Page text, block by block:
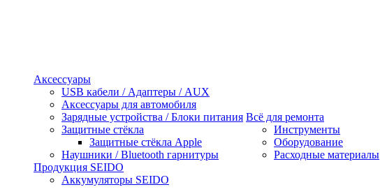
Аксессуары
USB кабели / Адаптеры / AUX
Аксессуары для автомобиля
Зарядные устройства / Блоки питания
Защитные стёкла
Защитные стёкла Apple
Наушники / Bluetooth гарнитуры
Всё для ремонта
Инструменты
Оборудование
Расходные материалы
Продукция SEIDO
Аккумуляторы SEIDO